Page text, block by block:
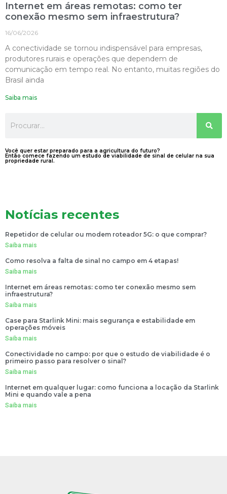
Internet em áreas remotas: como ter
conexão mesmo sem infraestrutura?
16/06/2026
A conectividade se tornou indispensável para empresas,
produtores rurais e operações que dependem de
comunicação em tempo real. No entanto, muitas regiões do
Brasil ainda
Saiba mais
Você quer estar preparado para a agricultura do futuro?
Então comece fazendo um estudo de viabilidade de sinal de celular na sua
propriedade rural.
Notícias recentes
Repetidor de celular ou modem roteador 5G: o que comprar?
Saiba mais
Como resolva a falta de sinal no campo em 4 etapas!
Saiba mais
Internet em áreas remotas: como ter conexão mesmo sem
infraestrutura?
Saiba mais
Case para Starlink Mini: mais segurança e estabilidade em
operações móveis
Saiba mais
Conectividade no campo: por que o estudo de viabilidade é o
primeiro passo para resolver o sinal?
Saiba mais
Internet em qualquer lugar: como funciona a locação da Starlink
Mini e quando vale a pena
Saiba mais